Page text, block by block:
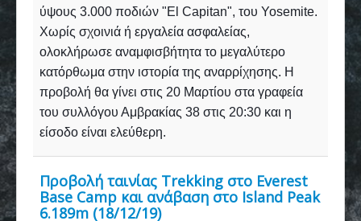
ύψους 3.000 ποδιών "El Capitan", του Yosemite.
Χωρίς σχοινιά ή εργαλεία ασφαλείας,
ολοκλήρωσε αναμφισβήτητα το μεγαλύτερο
κατόρθωμα στην ιστορία της αναρρίχησης. Η
προβολή θα γίνει στις 20 Μαρτίου στα γραφεία
του συλλόγου Αμβρακίας 38 στις 20:30 και η
είσοδο είναι ελεύθερη.
Προβολή ταινίας Trekking στο Everest
Base Camp και ανάβαση στο Island Peak
6.189m (18/12/19)